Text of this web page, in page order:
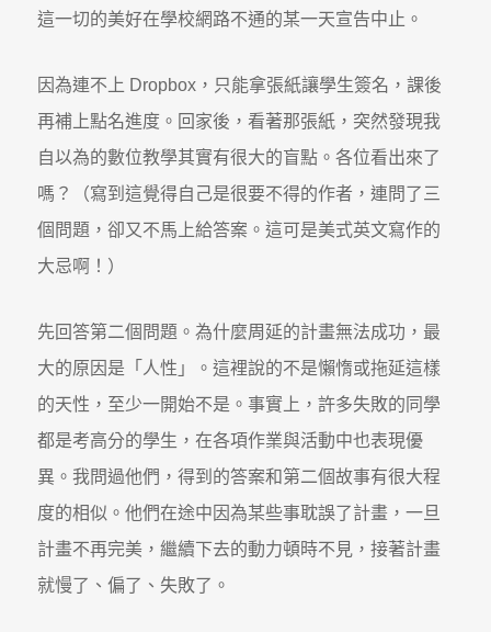
這一切的美好在學校網路不通的某一天宣告中止。
因為連不上 Dropbox，只能拿張紙讓學生簽名，課後
再補上點名進度。回家後，看著那張紙，突然發現我
自以為的數位教學其實有很大的盲點。各位看出來了
嗎？（寫到這覺得自己是很要不得的作者，連問了三
個問題，卻又不馬上給答案。這可是美式英文寫作的
大忌啊！）
先回答第二個問題。為什麼周延的計畫無法成功，最
大的原因是「人性」。這裡說的不是懶惰或拖延這樣
的天性，至少一開始不是。事實上，許多失敗的同學
都是考高分的學生，在各項作業與活動中也表現優
異。我問過他們，得到的答案和第二個故事有很大程
度的相似。他們在途中因為某些事耽誤了計畫，一旦
計畫不再完美，繼續下去的動力頓時不見，接著計畫
就慢了、偏了、失敗了。